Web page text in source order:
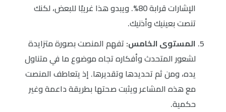
الإشارات قرابة 80%. ويبدو هذا غريبًا للبعض، لكنك
تنصت بعينيك وأذنيك.
المستوى الخامس:تفهم المنصت بصورة متزايدة
لشعور المتحدث وأفكاره تجاه موضوع ما في متناول
يده، ومن ثم تحديدها وتقديرها. إذ يتعاطف المنصت
مع هذه المشاعر ويثبت صحتها بطريقة داعمة وغير
حكمية.